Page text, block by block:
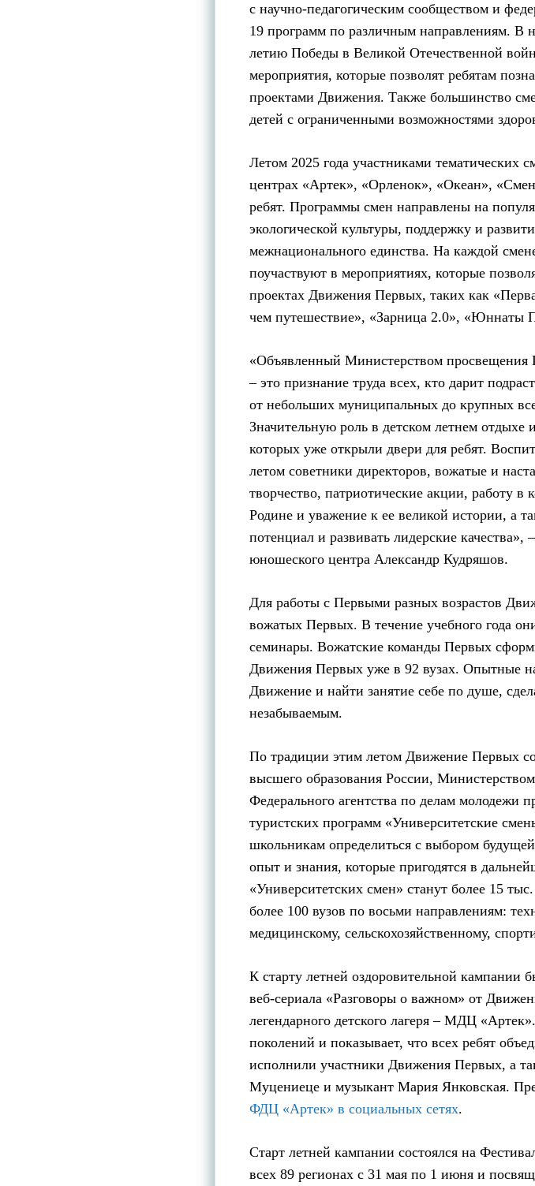
с научно-педагогическим сообществом и
19 программ по различным направлениям.
летию Победы в Великой Отечественной
мероприятия, которые позволят ребятам
проектами Движения. Также большинство
детей с ограниченными возможностями
Летом 2025 года участниками тематических
центрах «Артек», «Орленок», «Океан»,
ребят. Программы смен направлены на
экологической культуры, поддержку и
межнационального единства. На каждой
поучаствуют в мероприятиях, которые
проектах Движения Первых, таких как
чем путешествие», «Зарница 2.0», «Юннаты
«Объявленный Министерством просвещения
– это признание труда всех, кто дарит
от небольших муниципальных до крупных
Значительную роль в детском летнем
которых уже открыли двери для ребят.
летом советники директоров, вожатые и
творчество, патриотические акции, работу в
Родине и уважение к ее великой истории, а
потенциал и развивать лидерские качества»,
юношеского центра Александр Кудряшов.
Для работы с Первыми разных возрастов
вожатых Первых. В течение учебного года
семинары. Вожатские команды Первых
Движения Первых уже в 92 вузах. Опытные
Движение и найти занятие себе по душе,
незабываемым.
По традиции этим летом Движение Первых
высшего образования России,
Федерального агентства по делам молодежи
туристских программ «Университетские
школьникам определиться с выбором
опыт и знания, которые пригодятся в
«Университетских смен» станут более 15
более 100 вузов по восьми направлениям:
медицинскому, сельскохозяйственному,
К старту летней оздоровительной кампании
веб-сериала «Разговоры о важном» от
легендарного детского лагеря – МДЦ
поколений и показывает, что всех ребят
исполнили участники Движения Первых, а
Муцениеце и музыкант Мария Янковская.
ФДЦ «Артек» в социальных сетях.
Старт летней кампании состоялся на
всех 89 регионах с 31 мая по 1 июня и